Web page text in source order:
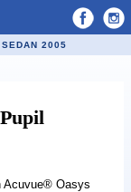
2005
Acuvue® Oasys